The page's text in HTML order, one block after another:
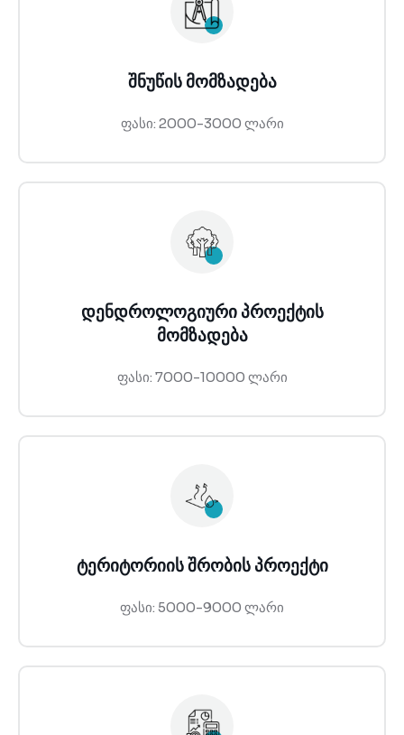
შნუწის მომზადება
ფასი: 2000-3000 ლარი
დენდროლოგიური პროექტის
მომზადება
ფასი: 7000-10000 ლარი
ტერიტორიის შრობის პროექტი
ფასი: 5000-9000 ლარი